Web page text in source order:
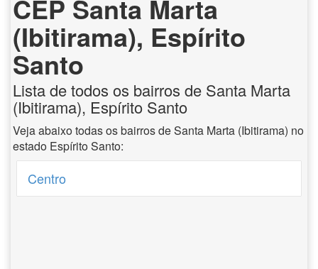
CEP Santa Marta
(Ibitirama), Espírito
Santo
Lista de todos os bairros de Santa Marta
(Ibitirama), Espírito Santo
Veja abaixo todas os bairros de Santa Marta (Ibitirama) no
estado Espírito Santo:
Centro